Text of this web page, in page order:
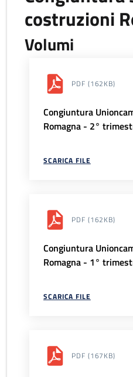
costruzioni
Volumi
PDF (162KB)
Congiuntura
Romagna - 2°
SCARICA FILE
PDF (162KB)
Congiuntura
Romagna - 1°
SCARICA FILE
PDF (167KB)